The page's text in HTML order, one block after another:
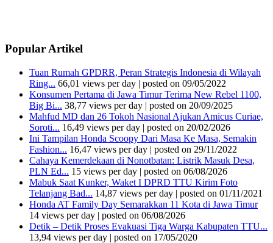
Popular Artikel
Tuan Rumah GPDRR, Peran Strategis Indonesia di Wilayah
Ring... 66,01 views per day | posted on 09/05/2022
Konsumen Pertama di Jawa Timur Terima New Rebel 1100,
Big Bi... 38,77 views per day | posted on 20/09/2025
Mahfud MD dan 26 Tokoh Nasional Ajukan Amicus Curiae,
Soroti... 16,49 views per day | posted on 20/02/2026
Ini Tampilan Honda Scoopy Dari Masa Ke Masa, Semakin
Fashion... 16,47 views per day | posted on 29/11/2022
Cahaya Kemerdekaan di Nonotbatan: Listrik Masuk Desa,
PLN Ed... 15 views per day | posted on 06/08/2026
Mabuk Saat Kunker, Waket I DPRD TTU Kirim Foto
Telanjang Bad... 14,87 views per day | posted on 01/11/2021
Honda AT Family Day Semarakkan 11 Kota di Jawa Timur
14 views per day | posted on 06/08/2026
Detik – Detik Proses Evakuasi Tiga Warga Kabupaten TTU...
13,94 views per day | posted on 17/05/2020